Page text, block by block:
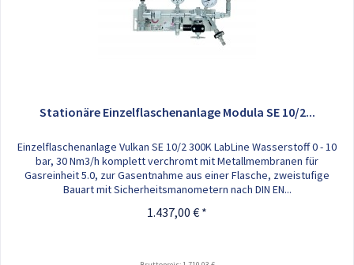
Stationäre Einzelflaschenanlage Modula SE 10/2...
Einzelflaschenanlage Vulkan SE 10/2 300K LabLine Wasserstoff 0 - 10
bar, 30 Nm3/h komplett verchromt mit Metallmembranen für
Gasreinheit 5.0, zur Gasentnahme aus einer Flasche, zweistufige
Bauart mit Sicherheitsmanometern nach DIN EN...
1.437,00 € *